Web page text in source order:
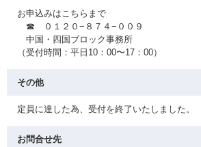
お申込みはこちらまで
☎ ０１２０−８７４−００９
中国・四国ブロック事務所
（受付時間：平日10：00〜17：00）
その他
定員に達した為、受付を終了いたしました。
お問合せ先